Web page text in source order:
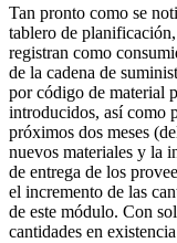
Tan pronto como se
tablero de
registran como
de la cadena de
por código de material
introducidos, así como
próximos dos meses
nuevos materiales y la
de entrega de los
el incremento de las
de este módulo. Con
cantidades en